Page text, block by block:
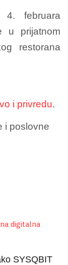
4. februara
u prijatnom
restorana
i privredu.
i poslovne
SYSQBIT